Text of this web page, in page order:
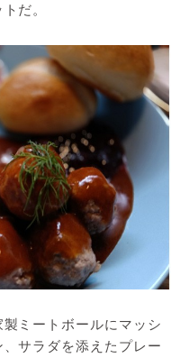
だ。
ミートボールにマッシ
サラダを添えたプレー